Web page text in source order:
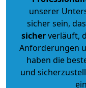
unserer
sicher sein,
sicherverläuft,
Anforderungen
haben die
und